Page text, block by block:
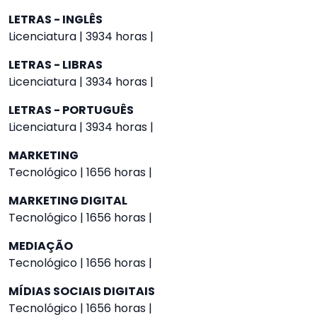
LETRAS - INGLÊS
Licenciatura | 3934 horas |
LETRAS - LIBRAS
Licenciatura | 3934 horas |
LETRAS - PORTUGUÊS
Licenciatura | 3934 horas |
MARKETING
Tecnológico | 1656 horas |
MARKETING DIGITAL
Tecnológico | 1656 horas |
MEDIAÇÃO
Tecnológico | 1656 horas |
MÍDIAS SOCIAIS DIGITAIS
Tecnológico | 1656 horas |